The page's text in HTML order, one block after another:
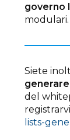
governo
modulari.
Siete
del
lists-